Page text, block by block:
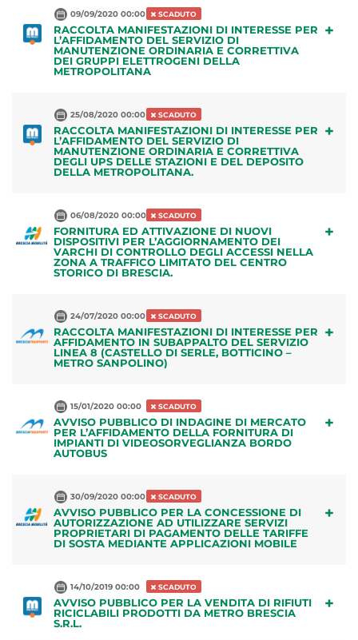
09/09/2020 00:00 SCADUTO
RACCOLTA MANIFESTAZIONI DI INTERESSE PER
L’AFFIDAMENTO DEL SERVIZIO DI
MANUTENZIONE ORDINARIA E CORRETTIVA
DEI GRUPPI ELETTROGENI DELLA
METROPOLITANA
+
25/08/2020 00:00 SCADUTO
RACCOLTA MANIFESTAZIONI DI INTERESSE PER
L’AFFIDAMENTO DEL SERVIZIO DI
MANUTENZIONE ORDINARIA E CORRETTIVA
DEGLI UPS DELLE STAZIONI E DEL DEPOSITO
DELLA METROPOLITANA.
+
06/08/2020 00:00 SCADUTO
FORNITURA ED ATTIVAZIONE DI NUOVI
DISPOSITIVI PER L’AGGIORNAMENTO DEI
VARCHI DI CONTROLLO DEGLI ACCESSI NELLA
ZONA A TRAFFICO LIMITATO DEL CENTRO
STORICO DI BRESCIA.
+
24/07/2020 00:00 SCADUTO
RACCOLTA MANIFESTAZIONI DI INTERESSE PER
AFFIDAMENTO IN SUBAPPALTO DEL SERVIZIO
LINEA 8 (CASTELLO DI SERLE, BOTTICINO –
METRO SANPOLINO)
+
15/01/2020 00:00 SCADUTO
AVVISO PUBBLICO DI INDAGINE DI MERCATO
PER L’AFFIDAMENTO DELLA FORNITURA DI
IMPIANTI DI VIDEOSORVEGLIANZA BORDO
AUTOBUS
+
30/09/2020 00:00 SCADUTO
AVVISO PUBBLICO PER LA CONCESSIONE DI
AUTORIZZAZIONE AD UTILIZZARE SERVIZI
PROPRIETARI DI PAGAMENTO DELLE TARIFFE
DI SOSTA MEDIANTE APPLICAZIONI MOBILE
+
14/10/2019 00:00 SCADUTO
AVVISO PUBBLICO PER LA VENDITA DI RIFIUTI
RICICLABILI PRODOTTI DA METRO BRESCIA
S.R.L.
+